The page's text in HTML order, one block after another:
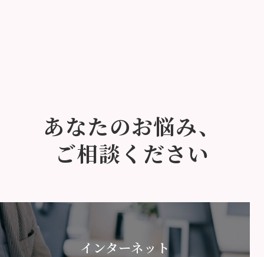
あなたのお悩み、
ご相談ください
インターネット